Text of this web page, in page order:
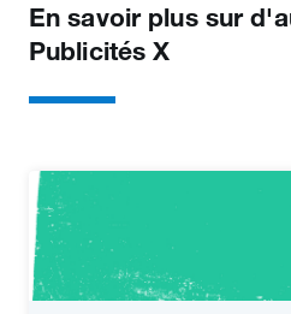
En savoir plus sur
Publicités X